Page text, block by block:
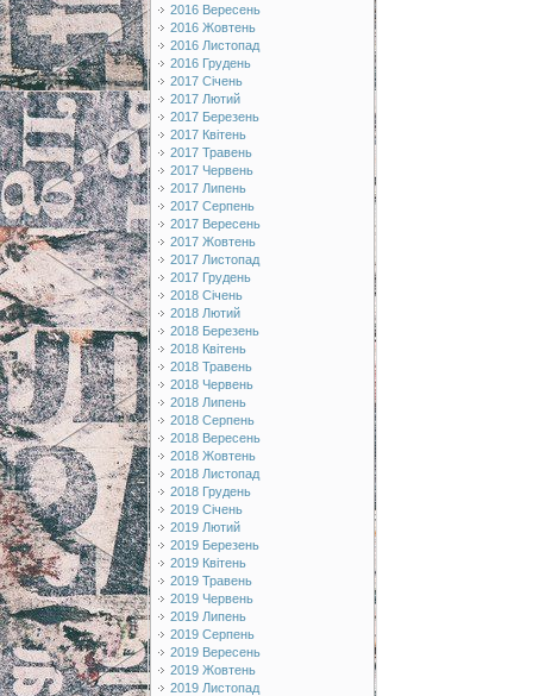
2016 Вересень
2016 Жовтень
2016 Листопад
2016 Грудень
2017 Січень
2017 Лютий
2017 Березень
2017 Квітень
2017 Травень
2017 Червень
2017 Липень
2017 Серпень
2017 Вересень
2017 Жовтень
2017 Листопад
2017 Грудень
2018 Січень
2018 Лютий
2018 Березень
2018 Квітень
2018 Травень
2018 Червень
2018 Липень
2018 Серпень
2018 Вересень
2018 Жовтень
2018 Листопад
2018 Грудень
2019 Січень
2019 Лютий
2019 Березень
2019 Квітень
2019 Травень
2019 Червень
2019 Липень
2019 Серпень
2019 Вересень
2019 Жовтень
2019 Листопад